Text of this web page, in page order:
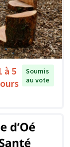
à 5
Soumis
au vote